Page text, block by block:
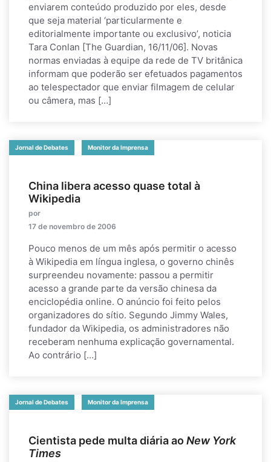
enviarem conteúdo produzido por eles, desde
que seja material ‘particularmente e
editorialmente importante ou exclusivo’, noticia
Tara Conlan [The Guardian, 16/11/06]. Novas
normas enviadas à equipe da rede de TV britânica
informam que poderão ser efetuados pagamentos
ao telespectador que enviar filmagem de celular
ou câmera, mas […]
Jornal de Debates Monitor da Imprensa
China libera acesso quase total à
Wikipedia
por
17 de novembro de 2006
Pouco menos de um mês após permitir o acesso
à Wikipedia em língua inglesa, o governo chinês
surpreendeu novamente: passou a permitir
acesso a grande parte da versão chinesa da
enciclopédia online. O anúncio foi feito pelos
organizadores do sítio. Segundo Jimmy Wales,
fundador da Wikipedia, os administradores não
receberam nenhuma explicação governamental.
Ao contrário […]
Jornal de Debates Monitor da Imprensa
Cientista pede multa diária aoNew York
Times